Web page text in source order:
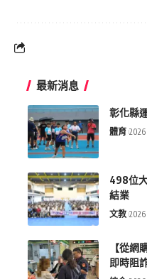
最新消息
彰化縣
體育
498位
結業
文教
【從
即時阻